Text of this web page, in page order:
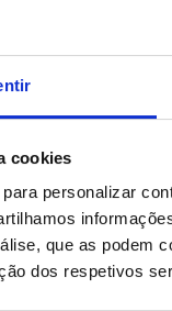
cookies
personalizar
que as podem
dos respetivos
Lisboa tem
calçada artística
centro